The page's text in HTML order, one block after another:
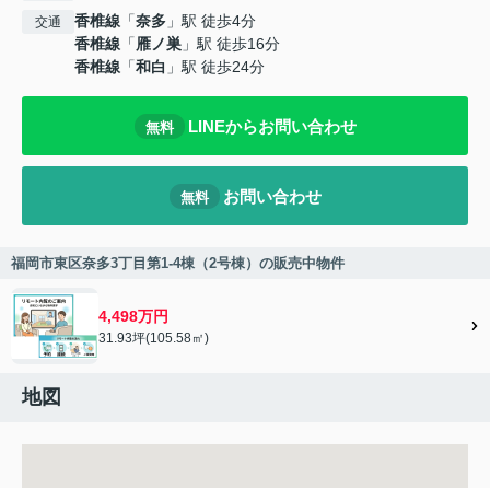
交通 香椎線 「奈多 」駅 徒歩4分
香椎線 「雁ノ巣 」駅 徒歩16分
香椎線 「和白 」駅 徒歩24分
無料 LINEからお問い合わせ
無料 お問い合わせ
福岡市東区奈多3丁目第1-4棟（2号棟）の販売中物件
4,498万円
31.93坪(105.58㎡)
地図